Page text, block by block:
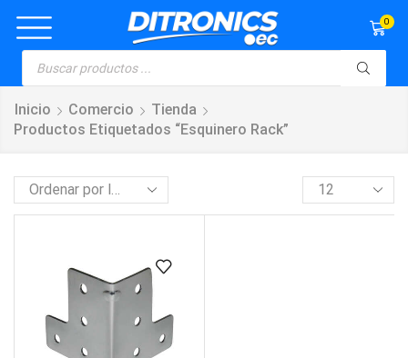
0
Inicio Comercio
Tienda
Productos Etiquetados “esquinero Rack”